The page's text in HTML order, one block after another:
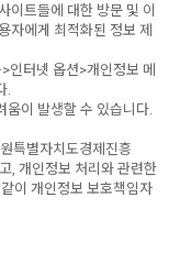
이트들에 대한 방문 및 이
자에게 최적화된 정보 제
인터넷 옵션>개인정보 메
.
이 발생할 수 있습니다.
특별자치도경제진흥
, 개인정보 처리와 관련한
이 개인정보 보호책임자